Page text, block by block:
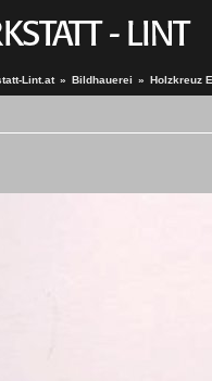
Lint.at » Bildhauerei » Holzkreuz